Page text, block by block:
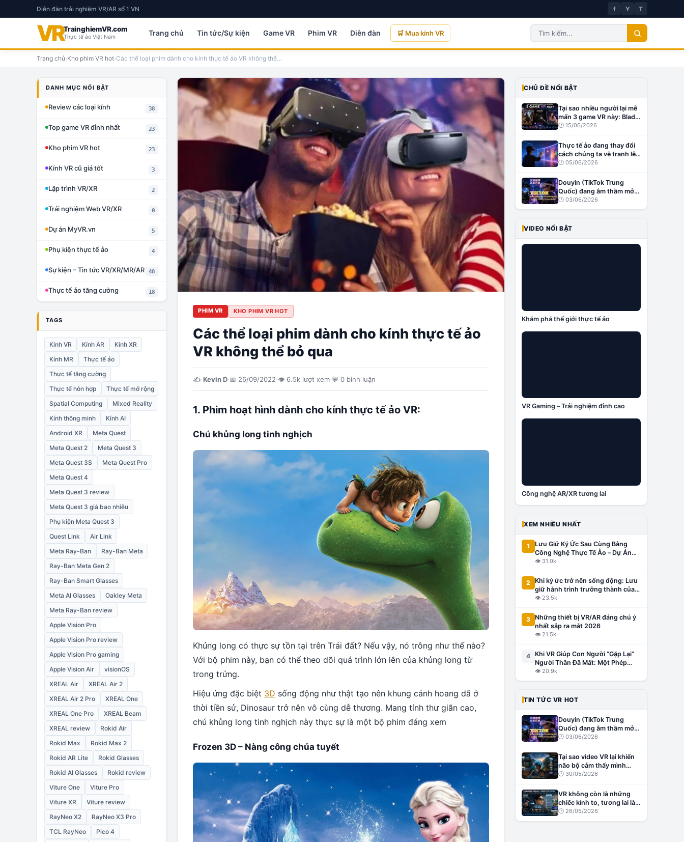
Diễn đàn trải nghiệm VR/AR số 1 VN f Y T
VRTrainghiemVR.com
Thực tế ảo Việt Nam Trang chủ Tin tức/Sự kiện Game VR Phim VR Diễn đàn 🛒 Mua kính VR
Trang chủ›Kho phim VR hot›Các thể loại phim dành cho kính thực tế ảo VR không thể…
DANH MỤC NỔI BẬT
Review các loại kính 38
Top game VR đỉnh nhất 23
Kho phim VR hot 23
Kính VR cũ giá tốt 3
Lập trình VR/XR 2
Trải nghiệm Web VR/XR 0
Dự án MyVR.vn 5
Phụ kiện thực tế ảo 4
Sự kiện – Tin tức VR/XR/MR/AR 48
Thực tế ảo tăng cường 18
TAGS
Kính VR Kính AR
Kính XR
Kính MR
Thực tế ảo
Thực tế tăng cường
Thực tế hỗn hợp
Thực tế mở rộng
Spatial Computing
Mixed Reality
Kính thông minh
Kính AI
Android XR
Meta Quest
Meta Quest 2
Meta Quest 3
Meta Quest 3S
Meta Quest Pro
Meta Quest 4
Meta Quest 3 review
Meta Quest 3 giá bao nhiêu
Phụ kiện Meta Quest 3
Quest Link
Air Link
Meta Ray-Ban
Ray-Ban Meta
Ray-Ban Meta Gen 2
Ray-Ban Smart Glasses
Meta AI Glasses
Oakley Meta
Meta Ray-Ban review
Apple Vision Pro
Apple Vision Pro review
Apple Vision Pro gaming
Apple Vision Air
visionOS
XREAL Air
XREAL Air 2
XREAL Air 2 Pro
XREAL One
XREAL One Pro
XREAL Beam
XREAL review
Rokid Air
Rokid Max
Rokid Max 2
Rokid AR Lite
Rokid Glasses
Rokid AI Glasses
Rokid review
Viture One
Viture Pro
Viture XR
Viture review
RayNeo X2
RayNeo X3 Pro
TCL RayNeo
Pico 4
PHIM VR KHO PHIM VR HOT
Các thể loại phim dành cho kính thực tế ảo
VR không thể bỏ qua
✍️ Kevin D·📅 26/09/2022·👁 6.5k lượt xem·💬 0 bình luận
1. Phim hoạt hình dành cho kính thực tế ảo VR:
Chú khủng long tinh nghịch
Khủng long có thực sự tồn tại trên Trái đất? Nếu vậy, nó trông như thế nào?
Với bộ phim này, bạn có thể theo dõi quá trình lớn lên của khủng long từ
trong trứng.
Hiệu ứng đặc biệt 3D sống động như thật tạo nên khung cảnh hoang dã ở
thời tiền sử, Dinosaur trở nên vô cùng dễ thương. Mang tính thư giãn cao,
chú khủng long tinh nghịch này thực sự là một bộ phim đáng xem
Frozen 3D – Nàng công chúa tuyết
CHỦ ĐỀ NỔI BẬT
Tại sao nhiều người lại mê
mẩn 3 game VR này: Blade
& Sorcery, Affected: The
🕐 15/06/2026
Thực tế ảo đang thay đổi
cách chúng ta vẽ tranh lên
tường như thế nào?
🕐 05/06/2026
Douyin (TikTok Trung
Quốc) đang âm thầm mở
đường cho creator VR tại
Trung Quốc?
🕐 03/06/2026
VIDEO NỔI BẬT
Khám phá thế giới thực tế ảo
VR Gaming – Trải nghiệm đỉnh cao
Công nghệ AR/XR tương lai
XEM NHIỀU NHẤT
1
Lưu Giữ Ký Ức Sau Cùng Bằng
Công Nghệ Thực Tế Ảo – Dự Án
Đầu Tiên Tại Việt Nam, Lấy Cảm
👁 31.0k
2
Khi ký ức trở nên sống động: Lưu
giữ hành trình trưởng thành của
con bằng công nghệ VR/AR
👁 23.5k
3 Những thiết bị VR/AR đáng chú ý
nhất sắp ra mắt 2026
👁 21.5k
4 Khi VR Giúp Con Người “Gặp Lại”
Người Thân Đã Mất: Một Phép
Màu Hay Công Nghệ Gây Tranh
Cãi?
👁 20.9k
TIN TỨC VR HOT
Douyin (TikTok Trung
Quốc) đang âm thầm mở
đường cho creator VR tại
🕐 03/06/2026
Tại sao video VR lại khiến
não bộ cảm thấy mình
đang thật sự ở đó?
🕐 30/05/2026
VR không còn là những
chiếc kính to, tương lai là
những chiếc kính nhẹ,
thông minh và đầy cảm
🕐 26/05/2026